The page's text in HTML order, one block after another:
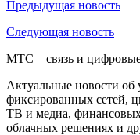
Предыдущая новость
Следующая новость
МТС – связь и
Актуальные новости об
фиксированных сетей,
ТВ и медиа,
облачных решениях и